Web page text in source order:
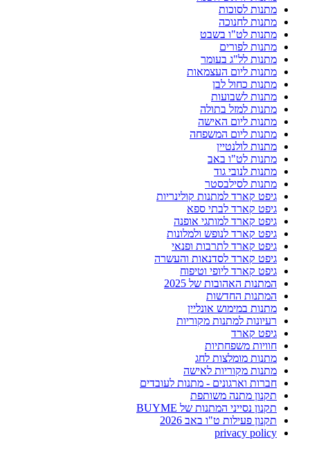
מתנות לסוכות
מתנות לחנוכה
מתנות לט"ו בשבט
מתנות לפורים
מתנות לל"ג בעומר
מתנות ליום העצמאות
מתנות כחול לבן
מתנות לשבועות
מתנות למזל בתולה
מתנות ליום האישה
מתנות ליום המשפחה
מתנות לולנטיין
מתנות לט"ו באב
מתנות לנובי גוד
מתנות לסילבסטר
גיפט קארד למתנות קולינריות
גיפט קארד לבתי ספא
גיפט קארד למותגי אופנה
גיפט קארד לנופש ולמלונות
גיפט קארד לתרבות ופנאי
גיפט קארד לסדנאות והעשרה
גיפט קארד ליופי וטיפוח
המתנות האהובות של 2025
המתנות החדשות
מתנות במימוש אונליין
רעיונות למתנות מקוריות
גיפט קארד
חוויות משפחתיות
מתנות מומלצות לחג
מתנות מקוריות לאישה
חברות וארגונים - מתנות לעובדים
תקנון מתנה משותפת
תקנון נסייני המתנות של BUYME
תקנון פעילות ט"ו באב 2026
privacy policy